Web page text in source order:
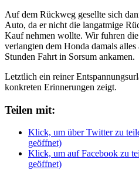
Auf dem Rückweg gesellte sich
Auto, da er nicht die langatmige
Kauf nehmen wollte. Wir fuhren
verlangten dem Honda damals
Stunden Fahrt in Sorsum ankamen.
Letztlich ein reiner
konkreten Erinnerungen zeigt.
Teilen mit:
Klick, um über Twitter zu
geöffnet)
Klick, um auf Facebook zu
geöffnet)